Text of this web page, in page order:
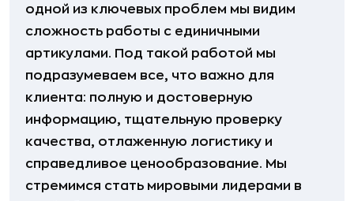
одной из ключевых проблем мы видим
сложность работы с единичными
артикулами. Под такой работой мы
подразумеваем все, что важно для
клиента: полную и достоверную
информацию, тщательную проверку
качества, отлаженную логистику и
справедливое ценообразование. Мы
стремимся стать мировыми лидерами в